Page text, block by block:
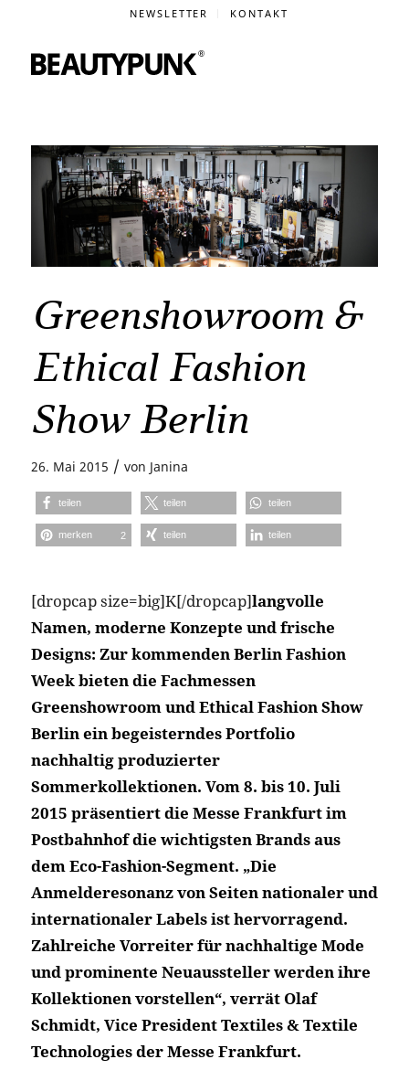
NEWSLETTER KONTAKT
Greenshowroom &
Ethical Fashion
Show Berlin
26. Mai 2015 / von Janina
teilen teilen teilen
merken 2 teilen teilen
[dropcap size=big]K[/dropcap]langvolle
Namen, moderne Konzepte und frische
Designs: Zur kommenden Berlin Fashion
Week bieten die Fachmessen
Greenshowroom und Ethical Fashion Show
Berlin ein begeisterndes Portfolio
nachhaltig produzierter
Sommerkollektionen. Vom 8. bis 10. Juli
2015 präsentiert die Messe Frankfurt im
Postbahnhof die wichtigsten Brands aus
dem Eco-Fashion-Segment. „Die
Anmelderesonanz von Seiten nationaler und
internationaler Labels ist hervorragend.
Zahlreiche Vorreiter für nachhaltige Mode
und prominente Neuaussteller werden ihre
Kollektionen vorstellen“, verrät Olaf
Schmidt, Vice President Textiles & Textile
Technologies der Messe Frankfurt.